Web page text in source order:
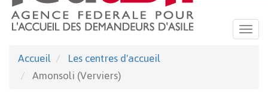
Accueil
Les centres d'accueil
Amonsoli (Verviers)